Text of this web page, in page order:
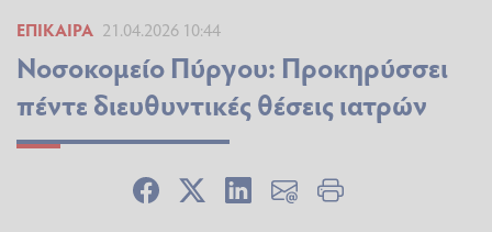
ΕΠΊΚΑΙΡΑ 21.04.2026 10:44
Νοσοκομείο Πύργου: Προκηρύσσει
πέντε διευθυντικές θέσεις ιατρών